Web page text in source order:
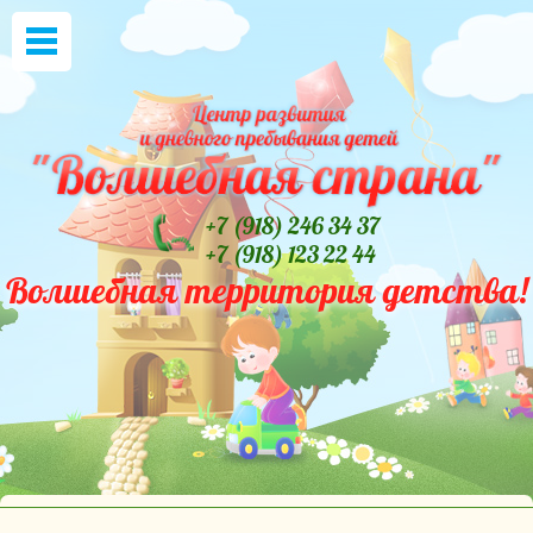
+7 (918) 246 34 37
+7 (918) 123 22 44
Волшебная территория детства!